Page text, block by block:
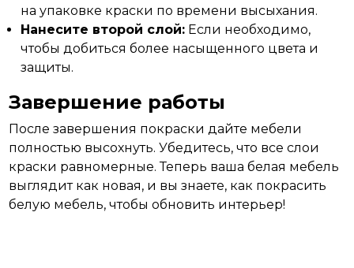
на упаковке краски по времени высыхания.
Нанесите второй слой: Если необходимо,
чтобы добиться более насыщенного цвета и
защиты.
Завершение работы
После завершения покраски дайте мебели
полностью высохнуть. Убедитесь, что все слои
краски равномерные. Теперь ваша белая мебель
выглядит как новая, и вы знаете, как покрасить
белую мебель, чтобы обновить интерьер!